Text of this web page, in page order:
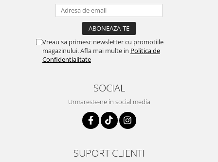
Vreau sa primesc newsletter cu promotiile
magazinului. Afla mai multe in Politica de
Confidentialitate
SOCIAL
Urmareste-ne in social media
SUPORT CLIENTI